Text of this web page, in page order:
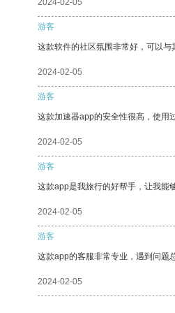
2024-02-05
游客
这款软件的社区氛围非常好，可以与
2024-02-05
游客
这款加速器app的安全性很高，使用
2024-02-05
游客
这款app是我旅行的好帮手，让我能
2024-02-05
游客
这款app的客服非常专业，遇到问题
2024-02-05